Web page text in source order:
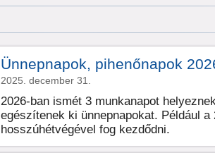
Ünnepnapok, pihenőnapok
2025. december 31.
2026-ban ismét 3 munkanapot
egészítenek ki ünnepnapokat. Például a
hosszúhétvégével fog kezdődni.